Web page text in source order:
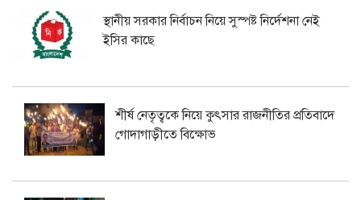
স্থানীয় সরকার নির্বাচন নিয়ে সুস্পষ্ট নির্দেশনা নেই
ইসির কাছে
শীর্ষ নেতৃত্বকে নিয়ে কুৎসার রাজনীতির প্রতিবাদে
গোদাগাড়ীতে বিক্ষোভ